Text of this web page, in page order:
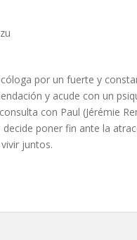
por un fuerte y
y acude con un
con Paul (Jérémie
poner fin ante la
juntos.